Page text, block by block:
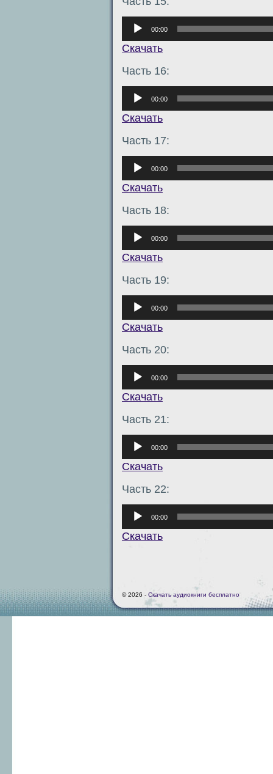
Аудиоплеер
00:00
Скачать
Часть 16:
Аудиоплеер
00:00
Скачать
Часть 17:
Аудиоплеер
00:00
Скачать
Часть 18:
Аудиоплеер
00:00
Скачать
Часть 19:
Аудиоплеер
00:00
Скачать
Часть 20:
Аудиоплеер
00:00
Скачать
Часть 21:
Аудиоплеер
00:00
Скачать
Часть 22:
Аудиоплеер
00:00
Скачать
© 2026 - Скачать аудиокниги бесплатно